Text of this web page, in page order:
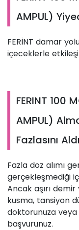
AMPUL)
FERİNT damar
içeceklerle
FERINT 100
AMPUL)
Fazlasını
Fazla doz alımı
gerçekleşmediği
Ancak aşırı
kusma, tansiyon
doktorunuza
başvurunuz.